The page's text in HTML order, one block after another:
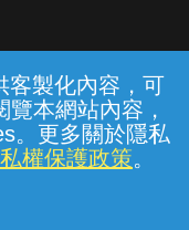
客製化內容，可
本網站內容，
。更多關於隱私
權保護政策。
款 隱私權保護
家庭分公司
© 2026